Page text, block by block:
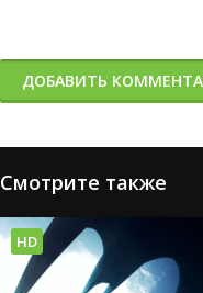
ДОБАВИТЬ
Смотрите также
HD